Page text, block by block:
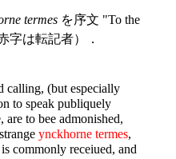
termes を序文 "To the
字は転記者）．
calling, (but especially
to speak publiquely
are to bee admonished,
ynckhorne termes,
commonly receiued, and